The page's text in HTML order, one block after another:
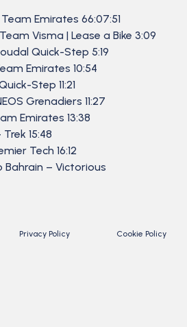
Team Emirates 66:07:51
Visma | Lease a Bike 3:09
Quick-Step 5:19
Emirates 10:54
Step 11:21
Grenadiers 11:27
Emirates 13:38
15:48
Tech 16:12
Bahrain – Victorious
Privacy Policy Cookie Policy